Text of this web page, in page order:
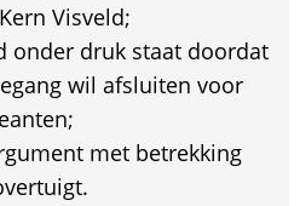
Visveld;
onder druk staat doordat
wil afsluiten voor
met betrekking